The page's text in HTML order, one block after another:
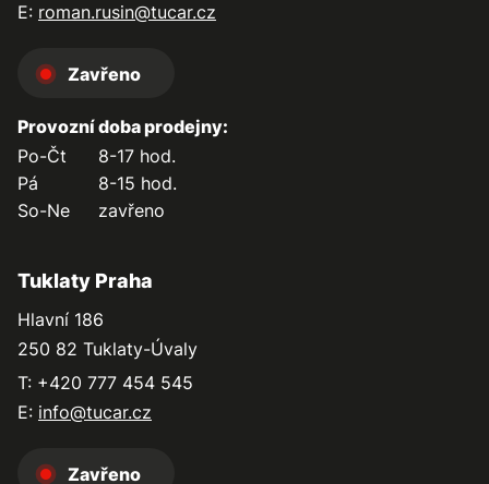
E: roman.rusin@tucar.cz
Zavřeno
Provozní doba prodejny:
Po-Čt
8-17 hod.
Pá
8-15 hod.
So-Ne
zavřeno
Tuklaty Praha
Hlavní 186
250 82 Tuklaty-Úvaly
T: +420 777 454 545
E: info@tucar.cz
Zavřeno